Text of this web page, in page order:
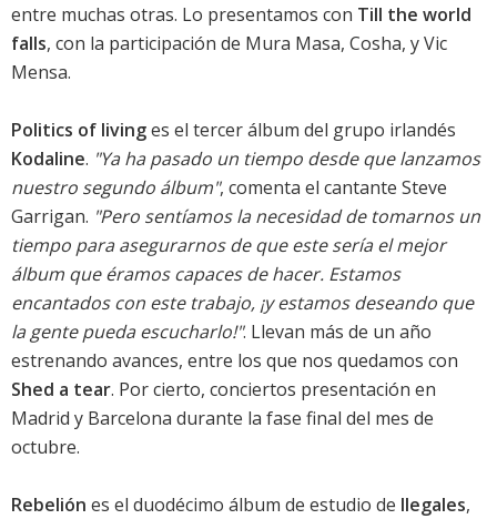
entre muchas otras. Lo presentamos con Till the world
falls, con la participación de Mura Masa, Cosha, y Vic
Mensa.
Politics of livinges el tercer álbum del grupo irlandés
Kodaline. "Ya ha pasado un tiempo desde que lanzamos
nuestro segundo álbum", comenta el cantante Steve
Garrigan. "Pero sentíamos la necesidad de tomarnos un
tiempo para asegurarnos de que este sería el mejor
álbum que éramos capaces de hacer. Estamos
encantados con este trabajo, ¡y estamos deseando que
la gente pueda escucharlo!". Llevan más de un año
estrenando avances, entre los que nos quedamos con
Shed a tear. Por cierto, conciertos presentación en
Madrid y Barcelona durante la fase final del mes de
octubre.
Rebelión es el duodécimo álbum de estudio de Ilegales,